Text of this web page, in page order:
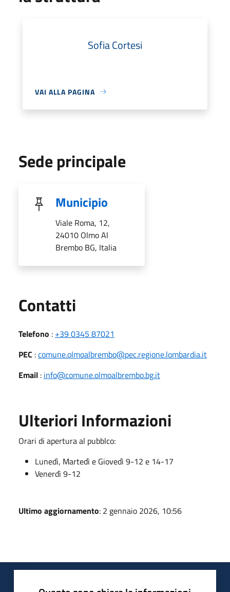
Sofia Cortesi
VAI ALLA PAGINA
Sede principale
Municipio
Viale Roma, 12,
24010 Olmo Al
Brembo BG, Italia
Contatti
Telefono : +39 0345 87021
PEC :comune.olmoalbrembo@pec.regione.lombardia.it
Email : info@comune.olmoalbrembo.bg.it
Ulteriori Informazioni
Orari di apertura al pubblco:
Lunedì, Martedì e Giovedì 9-12 e 14-17
Venerdì 9-12
Ultimo aggiornamento: 2 gennaio 2026, 10:56